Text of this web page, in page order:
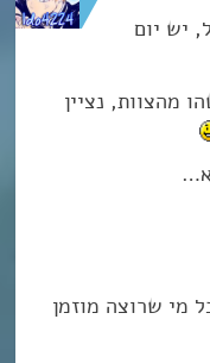
יש יום
מהצוות, נציין
וכל מי שרוצה מוזמן